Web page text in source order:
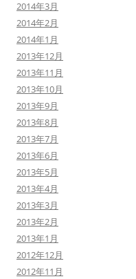
2014年3月
2014年2月
2014年1月
2013年12月
2013年11月
2013年10月
2013年9月
2013年8月
2013年7月
2013年6月
2013年5月
2013年4月
2013年3月
2013年2月
2013年1月
2012年12月
2012年11月